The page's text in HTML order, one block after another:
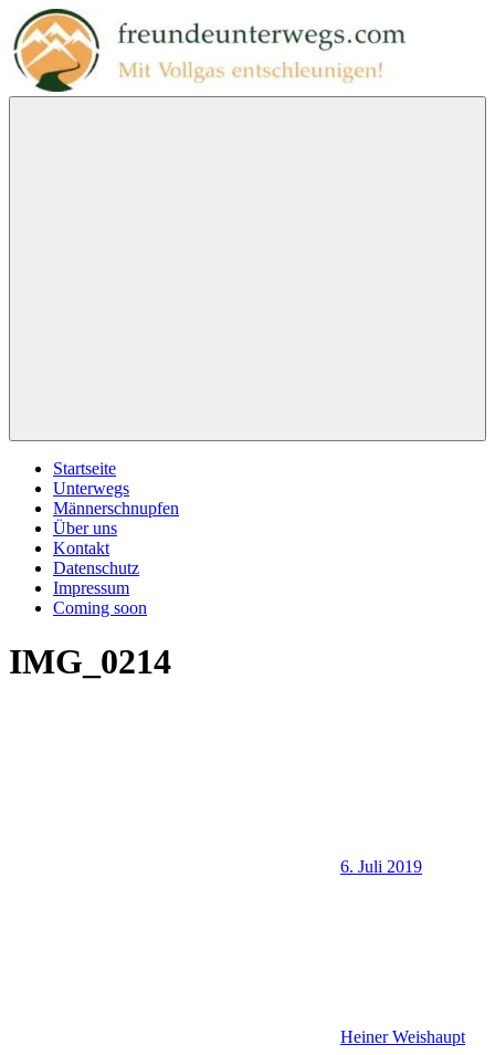
Zum
Inhalt
springen
Startseite
Unterwegs
Männerschnupfen
Über uns
Kontakt
Datenschutz
Impressum
Coming soon
IMG_0214
6. Juli 2019
Heiner Weishaupt